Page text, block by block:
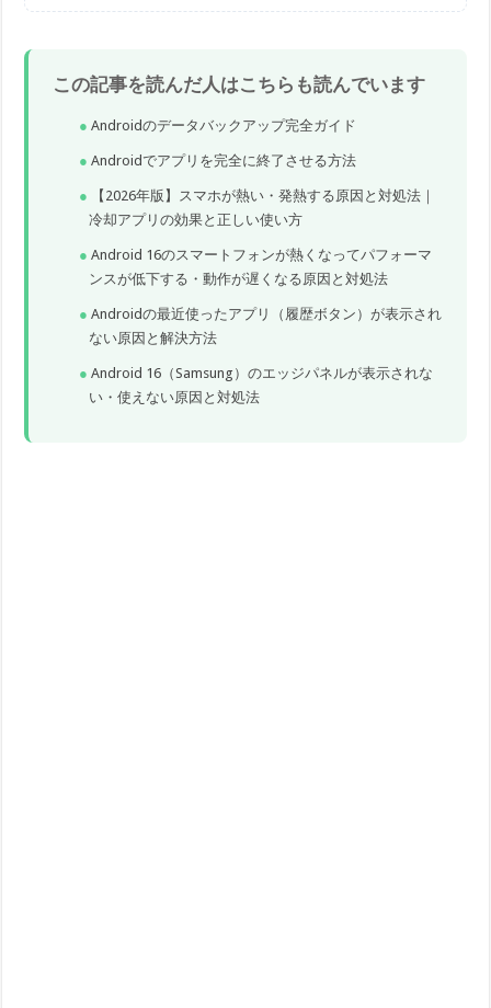
この記事を読んだ人はこちらも読んでいます
Androidのデータバックアップ完全ガイド
Androidでアプリを完全に終了させる方法
【2026年版】スマホが熱い・発熱する原因と対処法｜
冷却アプリの効果と正しい使い方
Android 16のスマートフォンが熱くなってパフォーマ
ンスが低下する・動作が遅くなる原因と対処法
Androidの最近使ったアプリ（履歴ボタン）が表示され
ない原因と解決方法
Android 16（Samsung）のエッジパネルが表示されな
い・使えない原因と対処法